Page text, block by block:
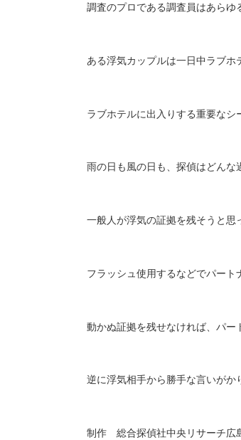
調査のプロである調査員はあらゆ
ある浮気カップルは一日中ラブホ
ラブホテルに出入りする重要なシ
雨の日も風の日も、探偵はどんな
一般人が浮気の証拠を残そうと思
フラッシュ使用するなどでパート
動かぬ証拠を残せなければ、パー
逆に浮気相手から勝手な言いがか
制作 総合探偵社中央リサーチ広